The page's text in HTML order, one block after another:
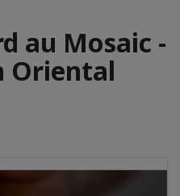
au Mosaic -
Oriental